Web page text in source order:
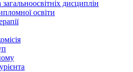
дисциплін
освіти